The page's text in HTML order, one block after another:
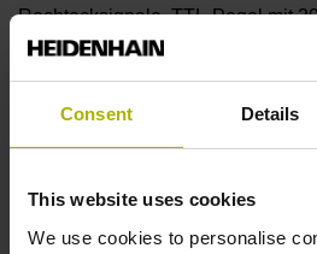
Consent Details
This website uses cookies
We use cookies to personalise
Rechtecksignale, TTL-Pegel mit
Referenzmarkenlage
ML/2 - in der Mitte der Messlänge
Weitere Referenzmarken